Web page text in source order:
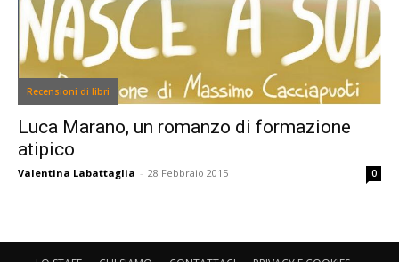
Recensioni di libri
Luca Marano, un romanzo di formazione
atipico
Valentina Labattaglia - 28 Febbraio 2015 0